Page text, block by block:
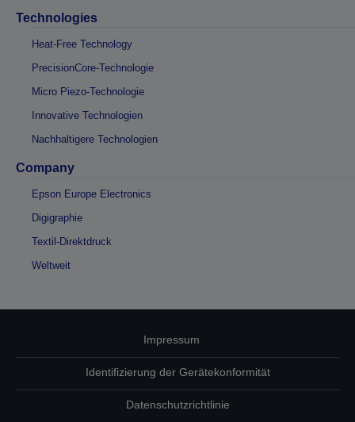
Technologies
Heat-Free Technology
PrecisionCore-Technologie
Micro Piezo-Technologie
Innovative Technologien
Nachhaltigere Technologien
Company
Epson Europe Electronics
Digigraphie
Textil-Direktdruck
Weltweit
Impressum
Identifizierung der Gerätekonformität
Datenschutzrichtlinie